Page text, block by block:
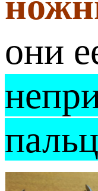
они